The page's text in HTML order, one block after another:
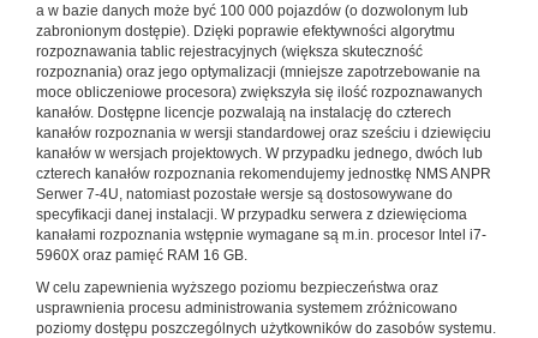
a w bazie danych może być 100 000 pojazdów (o dozwolonym lub
zabronionym dostępie). Dzięki poprawie efektywności algorytmu
rozpoznawania tablic rejestracyjnych (większa skuteczność
rozpoznania) oraz jego optymalizacji (mniejsze zapotrzebowanie na
moce obliczeniowe procesora) zwiększyła się ilość rozpoznawanych
kanałów. Dostępne licencje pozwalają na instalację do czterech
kanałów rozpoznania w wersji standardowej oraz sześciu i dziewięciu
kanałów w wersjach projektowych. W przypadku jednego, dwóch lub
czterech kanałów rozpoznania rekomendujemy jednostkę NMS ANPR
Serwer 7-4U, natomiast pozostałe wersje są dostosowywane do
specyfikacji danej instalacji. W przypadku serwera z dziewięcioma
kanałami rozpoznania wstępnie wymagane są m.in. procesor Intel i7-
5960X oraz pamięć RAM 16 GB.
W celu zapewnienia wyższego poziomu bezpieczeństwa oraz
usprawnienia procesu administrowania systemem zróżnicowano
poziomy dostępu poszczególnych użytkowników do zasobów systemu.